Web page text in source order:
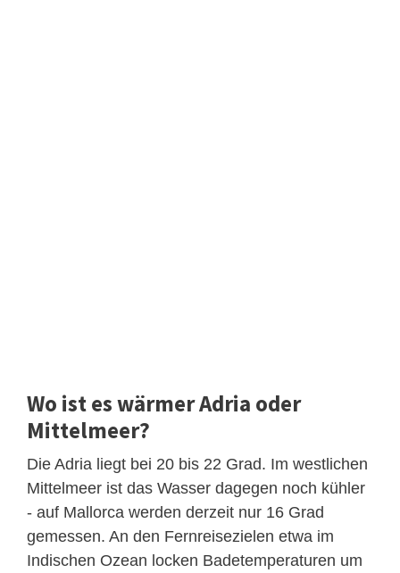
Wo ist es wärmer Adria oder
Mittelmeer?
Die Adria liegt bei 20 bis 22 Grad. Im westlichen
Mittelmeer ist das Wasser dagegen noch kühler
- auf Mallorca werden derzeit nur 16 Grad
gemessen. An den Fernreisezielen etwa im
Indischen Ozean locken Badetemperaturen um